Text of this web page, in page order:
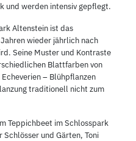
und werden intensiv gepflegt.
Altenstein ist das
wieder jährlich nach
Seine Muster und Kontraste
Blattfarben von
– Blühpflanzen
traditionell nicht zum
Teppichbeet im Schlosspark
und Gärten, Toni